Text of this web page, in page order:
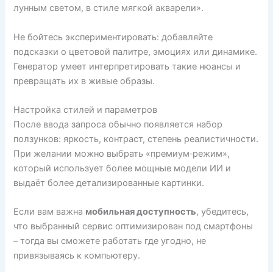
лунным светом, в стиле мягкой акварели».
Не бойтесь экспериментировать: добавляйте
подсказки о цветовой палитре, эмоциях или динамике.
Генератор умеет интерпретировать такие нюансы и
превращать их в живые образы.
Настройка стилей и параметров
После ввода запроса обычно появляется набор
ползунков: яркость, контраст, степень реалистичности.
При желании можно выбрать «премиум‑режим»,
который использует более мощные модели ИИ и
выдаёт более детализированные картинки.
Если вам важна мобильная доступность, убедитесь,
что выбранный сервис оптимизирован под смартфоны
– тогда вы сможете работать где угодно, не
привязываясь к компьютеру.